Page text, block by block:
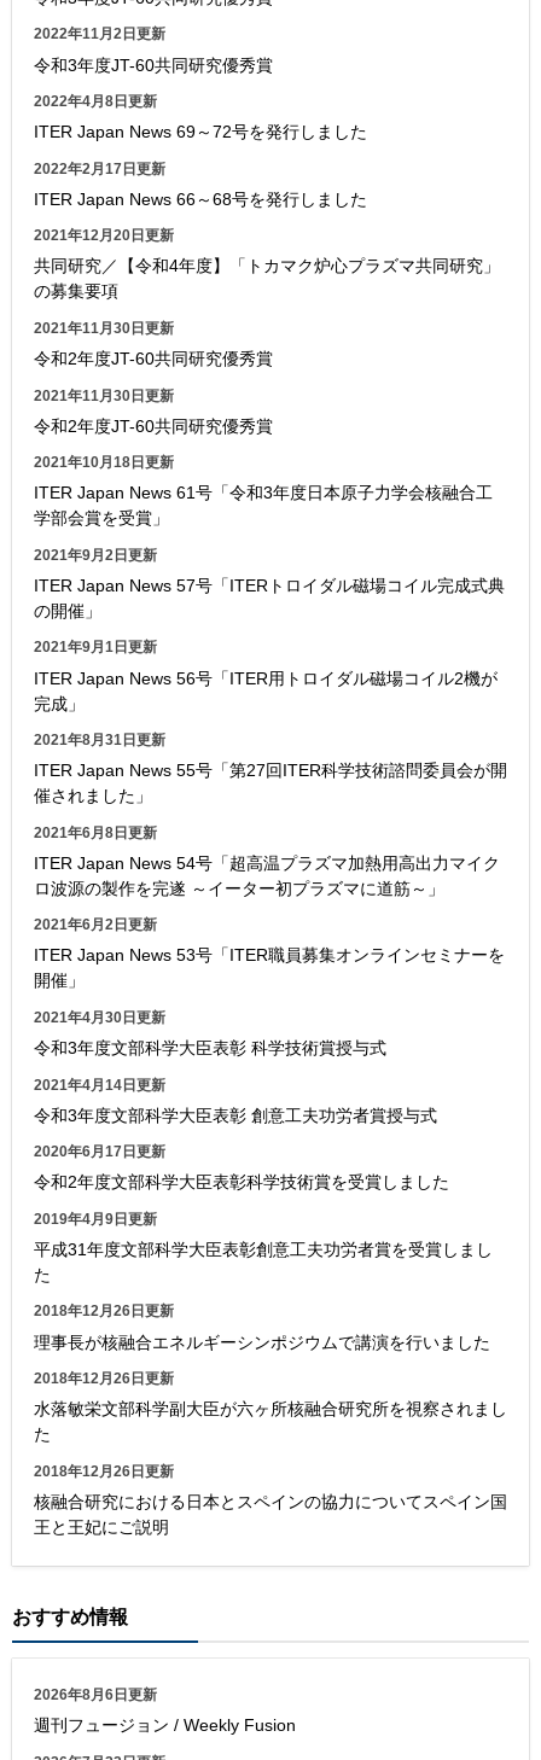
2022年11月2日更新
令和3年度JT-60共同研究優秀賞
2022年4月8日更新
ITER Japan News 69～72号を発行しました
2022年2月17日更新
ITER Japan News 66～68号を発行しました
2021年12月20日更新
共同研究／【令和4年度】「トカマク炉心プラズマ共同研究」
の募集要項
2021年11月30日更新
令和2年度JT-60共同研究優秀賞
2021年11月30日更新
令和2年度JT-60共同研究優秀賞
2021年10月18日更新
ITER Japan News 61号「令和3年度日本原子力学会核融合工
学部会賞を受賞」
2021年9月2日更新
ITER Japan News 57号「ITERトロイダル磁場コイル完成式典
の開催」
2021年9月1日更新
ITER Japan News 56号「ITER用トロイダル磁場コイル2機が
完成」
2021年8月31日更新
ITER Japan News 55号「第27回ITER科学技術諮問委員会が開
催されました」
2021年6月8日更新
ITER Japan News 54号「超高温プラズマ加熱用高出力マイク
ロ波源の製作を完遂 ～イーター初プラズマに道筋～」
2021年6月2日更新
ITER Japan News 53号「ITER職員募集オンラインセミナーを
開催」
2021年4月30日更新
令和3年度文部科学大臣表彰 科学技術賞授与式
2021年4月14日更新
令和3年度文部科学大臣表彰 創意工夫功労者賞授与式
2020年6月17日更新
令和2年度文部科学大臣表彰科学技術賞を受賞しました
2019年4月9日更新
平成31年度文部科学大臣表彰創意工夫功労者賞を受賞しまし
た
2018年12月26日更新
理事長が核融合エネルギーシンポジウムで講演を行いました
2018年12月26日更新
水落敏栄文部科学副大臣が六ヶ所核融合研究所を視察されまし
た
2018年12月26日更新
核融合研究における日本とスペインの協力についてスペイン国
王と王妃にご説明
おすすめ情報
2026年8月6日更新
週刊フュージョン / Weekly Fusion